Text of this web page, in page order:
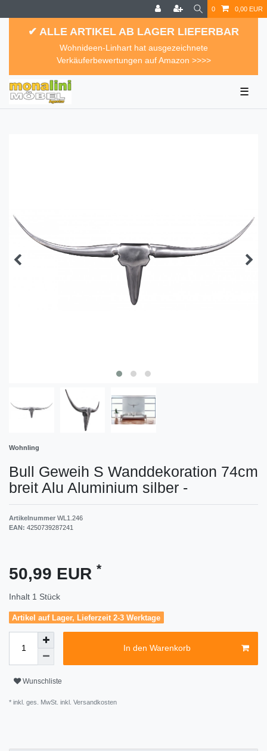
0 0,00 EUR
✔ ALLE ARTIKEL AB LAGER LIEFERBAR
Wohnideen-Linhart hat ausgezeichnete
Verkäuferbewertungen auf Amazon >>>>
☰
Wohnling
Bull Geweih S Wanddekoration 74cm
breit Alu Aluminium silber -
Artikelnummer WL1.246
EAN: 4250739287241
50,99 EUR *
Inhalt 1 Stück
Artikel auf Lager, Lieferzeit 2-3 Werktage
In den Warenkorb
Wunschliste
* inkl. ges. MwSt. inkl. Versandkosten